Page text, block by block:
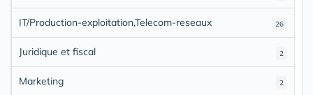
26
IT/Production-exploitation,Telecom-reseaux
2
Juridique et fiscal
2
Marketing